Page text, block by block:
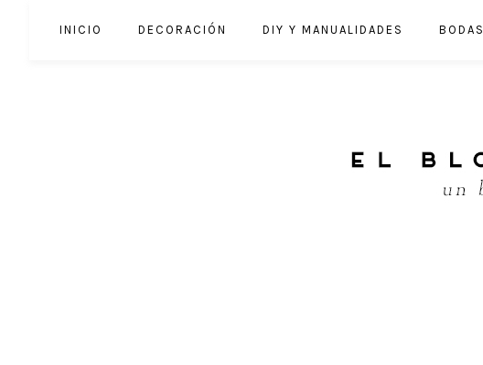
INICIO DECORACIÓN DIY Y MANUALIDADES BODAS